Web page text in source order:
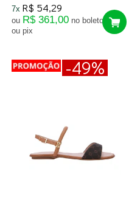
7x R$ 54,29
ou R$ 361,00 no boleto
ou pix
-49%